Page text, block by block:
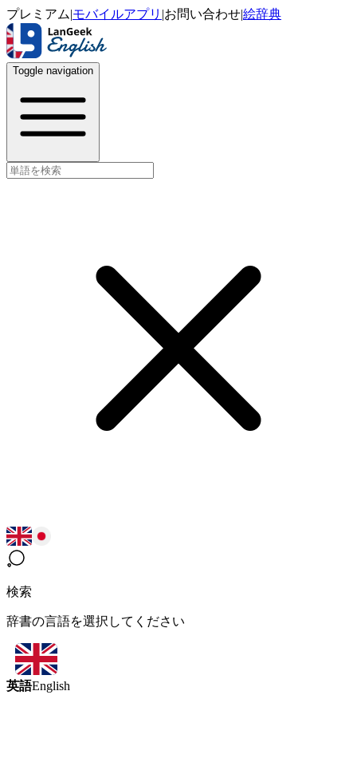
プレミアム|モバイルアプリ |お問い合わせ|絵辞典
Toggle navigation
検索
辞書の言語を選択してください
英語English